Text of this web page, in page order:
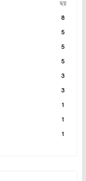
ছয়
8
5
5
5
3
3
1
1
1